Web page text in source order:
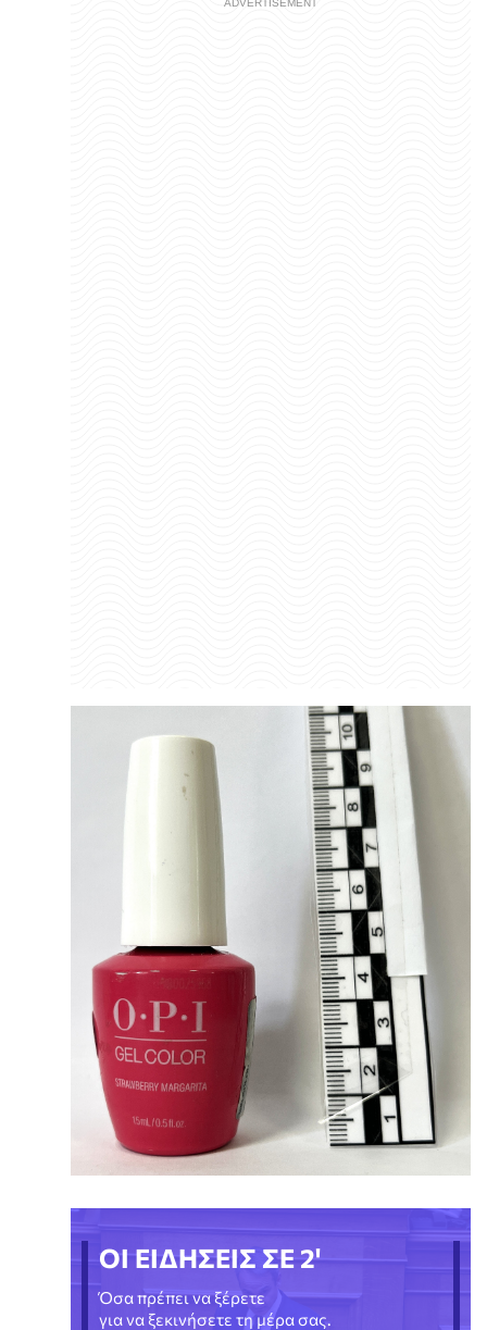
ΟΙ ΕΙΔΗΣΕΙΣ ΣΕ 2'
Όσα πρέπει να ξέρετε
για να ξεκινήσετε τη μέρα σας.